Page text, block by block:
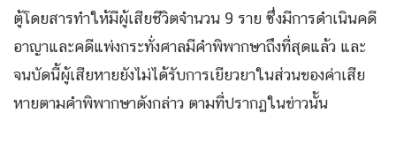
ตู้โดยสารทำให้มีผู้เสียชีวิตจำนวน 9 ราย ซึ่งมีการดำเนินคดี
อาญาและคดีแพ่งกระทั่งศาลมีคำพิพากษาถึงที่สุดแล้ว และ
จนบัดนี้ผู้เสียหายยังไม่ได้รับการเยียวยาในส่วนของค่าเสีย
หายตามคำพิพากษาดังกล่าว ตามที่ปรากฏในข่าวนั้น